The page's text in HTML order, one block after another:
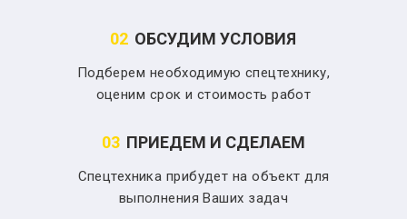
02 ОБСУДИМ УСЛОВИЯ
Подберем необходимую спецтехнику,
оценим срок и стоимость работ
03 ПРИЕДЕМ И СДЕЛАЕМ
Спецтехника прибудет на объект для
выполнения Ваших задач